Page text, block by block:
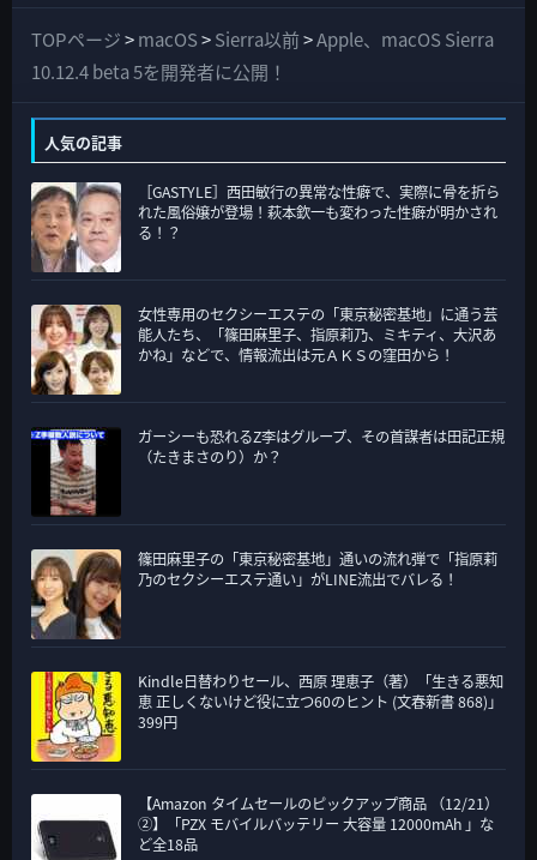
て
の
ゴ
リ
ー
TOPページ>macOS>Sierra以前>Apple、macOS Sierra
10.12.4 beta 5を開発者に公開！
人気の記事
［GASTYLE］西田敏行の異常な性癖で、実際に骨を折ら
れた風俗嬢が登場！萩本欽一も変わった性癖が明かされ
る！？
女性専用のセクシーエステの「東京秘密基地」に通う芸
能人たち、「篠田麻里子、指原莉乃、ミキティ、大沢あ
かね」などで、情報流出は元ＡＫＳの窪田から！
ガーシーも恐れるZ李はグループ、その首謀者は田記正規
（たきまさのり）か？
篠田麻里子の「東京秘密基地」通いの流れ弾で「指原莉
乃のセクシーエステ通い」がLINE流出でバレる！
Kindle日替わりセール、西原 理恵子（著）「生きる悪知
恵 正しくないけど役に立つ60のヒント (文春新書 868)」
399円
【Amazon タイムセールのピックアップ商品 （12/21）
②】「PZX モバイルバッテリー 大容量 12000mAh 」な
ど全18品